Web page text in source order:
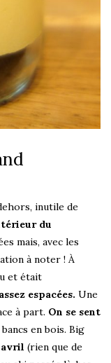
inutile de
du
mais, avec les
à noter ! À
et était
espacées. Une
à part. On se sent
en bois. Big
avril (rien que de